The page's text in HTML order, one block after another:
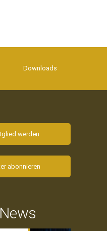
Downloads
werden
abonnieren